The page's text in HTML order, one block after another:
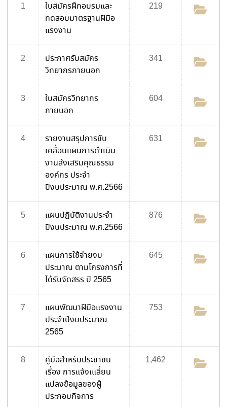
1
ใบสมัครฝึกอบรมและ
ทดสอบมาตรฐานฝีมือ
แรงงาน
219
2
ประกาศรับสมัคร
วิทยากรภายนอก
341
3
ใบสมัครวิทยากร
ภายนอก
604
4
รายงานสรุปการขับ
เคลื่อนแผนการดำเนิน
งานส่งเสริมคุณธรรม
องค์กร ประจำ
ปีงบประมาณ พ.ศ.2566
631
5
แผนปฏิบัติงานประจำ
ปีงบประมาณ พ.ศ.2566
876
6
แผนการใช้จ่ายงบ
ประมาณ ตามโครงการที่
ได้รับจัดสรร ปี 2565
645
7
แผนพัฒนาฝีมือแรงงาน
ประจำปีงบประมาณ
2565
753
8
คู่มือสำหรับประชาชน
เรื่อง การแจ้งเแลี่ยน
แปลงข้อมูลของผู้
ประกอบกิจการ
1,462